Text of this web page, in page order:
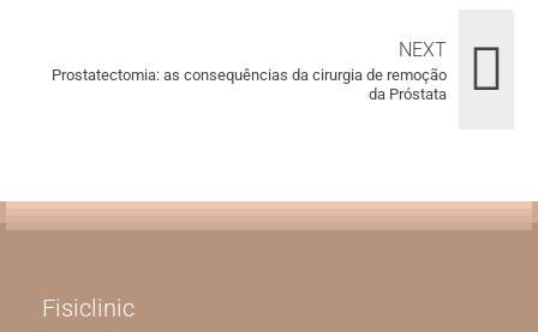
NEXT
Prostatectomia: as consequências da cirurgia de remoção
da Próstata
Fisiclinic